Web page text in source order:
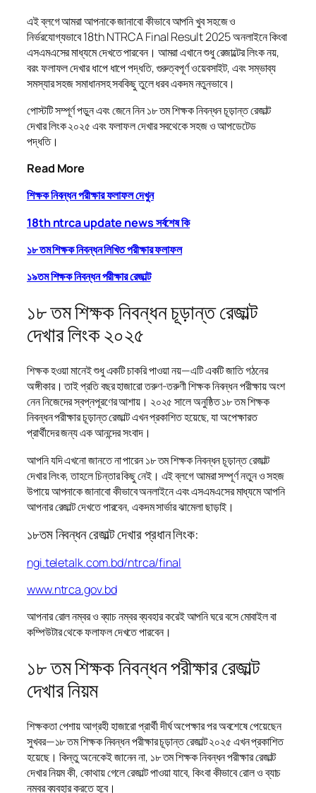
এই ব্লগে আমরা আপনাকে জানাবো কীভাবে আপনি খুব সহজে ও
নির্ভরযোগ্যভাবে 18th NTRCA Final Result 2025 অনলাইনে কিংবা
এসএমএসের মাধ্যমে দেখতে পারবেন। আমরা এখানে শুধু রেজাল্টের লিংক নয়,
বরং ফলাফল দেখার ধাপে ধাপে পদ্ধতি, গুরুত্বপূর্ণ ওয়েবসাইট, এবং সম্ভাব্য
সমস্যার সহজ সমাধানসহ সবকিছু তুলে ধরব একদম নতুনভাবে।
পোস্টটি সম্পূর্ণ পড়ুন এবং জেনে নিন ১৮ তম শিক্ষক নিবন্ধন চূড়ান্ত রেজাল্ট
দেখার লিংক ২০২৫ এবং ফলাফল দেখার সবথেকে সহজ ও আপডেটেড
পদ্ধতি।
Read More
শিক্ষক নিবন্ধন পরীক্ষার ফলাফল দেখুন
18th ntrca update news সর্বশেষ কি
১৮ তম শিক্ষক নিবন্ধন লিখিত পরীক্ষার ফলাফল
১৯তম শিক্ষক নিবন্ধন পরীক্ষার রেজাল্ট
১৮ তম শিক্ষক নিবন্ধন চূড়ান্ত রেজাল্ট
দেখার লিংক ২০২৫
শিক্ষক হওয়া মানেই শুধু একটি চাকরি পাওয়া নয়—এটি একটি জাতি গঠনের
অঙ্গীকার। তাই প্রতি বছর হাজারো তরুণ-তরুণী শিক্ষক নিবন্ধন পরীক্ষায় অংশ
নেন নিজেদের স্বপ্নপূরণের আশায়। ২০২৫ সালে অনুষ্ঠিত ১৮ তম শিক্ষক
নিবন্ধন পরীক্ষার চূড়ান্ত রেজাল্ট এখন প্রকাশিত হয়েছে, যা অপেক্ষারত
প্রার্থীদের জন্য এক আনন্দের সংবাদ।
আপনি যদি এখনো জানতে না পারেন ১৮ তম শিক্ষক নিবন্ধন চূড়ান্ত রেজাল্ট
দেখার লিংক, তাহলে চিন্তার কিছু নেই। এই ব্লগে আমরা সম্পূর্ণ নতুন ও সহজ
উপায়ে আপনাকে জানাবো কীভাবে অনলাইনে এবং এসএমএসের মাধ্যমে আপনি
আপনার রেজাল্ট দেখতে পারবেন, একদম সার্ভার ঝামেলা ছাড়াই।
১৮তম নিবন্ধন রেজাল্ট দেখার প্রধান লিংক:
ngi.teletalk.com.bd/ntrca/final
www.ntrca.gov.bd
আপনার রোল নম্বর ও ব্যাচ নম্বর ব্যবহার করেই আপনি ঘরে বসে মোবাইল বা
কম্পিউটার থেকে ফলাফল দেখতে পারবেন।
১৮ তম শিক্ষক নিবন্ধন পরীক্ষার রেজাল্ট
দেখার নিয়ম
শিক্ষকতা পেশায় আগ্রহী হাজারো প্রার্থী দীর্ঘ অপেক্ষার পর অবশেষে পেয়েছেন
সুখবর—১৮ তম শিক্ষক নিবন্ধন পরীক্ষার চূড়ান্ত রেজাল্ট ২০২৫ এখন প্রকাশিত
হয়েছে। কিন্তু অনেকেই জানেন না, ১৮ তম শিক্ষক নিবন্ধন পরীক্ষার রেজাল্ট
দেখার নিয়ম কী, কোথায় গেলে রেজাল্ট পাওয়া যাবে, কিংবা কীভাবে রোল ও ব্যাচ
নম্বর ব্যবহার করতে হবে।